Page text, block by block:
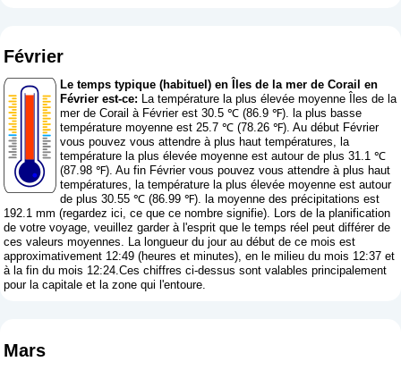
Février
Le temps typique (habituel) en Îles de la mer de Corail en
Février est-ce: La température la plus élevée moyenne Îles de la
mer de Corail à Février est 30.5 ℃ (86.9 ℉). la plus basse
température moyenne est 25.7 ℃ (78.26 ℉). Au début Février
vous pouvez vous attendre à plus haut températures, la
température la plus élevée moyenne est autour de plus 31.1 ℃
(87.98 ℉). Au fin Février vous pouvez vous attendre à plus haut
températures, la température la plus élevée moyenne est autour
de plus 30.55 ℃ (86.99 ℉). la moyenne des précipitations est
192.1 mm (regardez ici, ce que ce nombre signifie). Lors de la planification
de votre voyage, veuillez garder à l'esprit que le temps réel peut différer de
ces valeurs moyennes. La longueur du jour au début de ce mois est
approximativement 12:49 (heures et minutes), en le milieu du mois 12:37 et
à la fin du mois 12:24.Ces chiffres ci-dessus sont valables principalement
pour la capitale et la zone qui l'entoure.
Mars